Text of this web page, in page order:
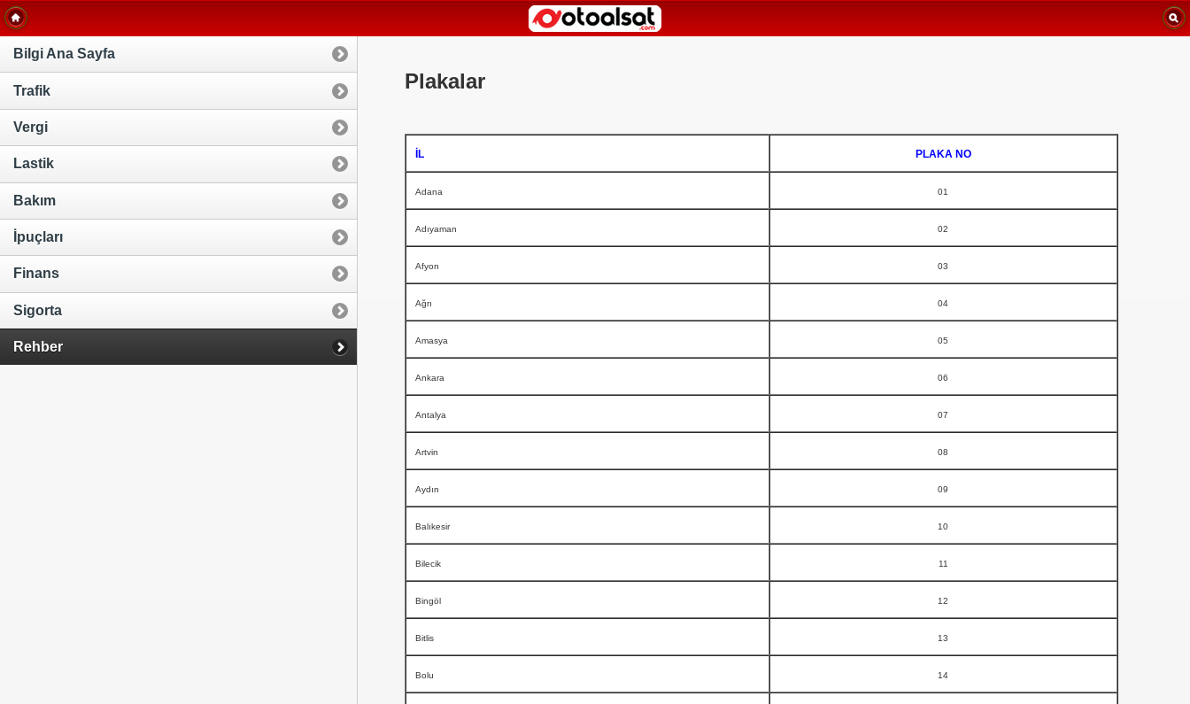
Plakalar
İL PLAKA NO
Adana 01
Adıyaman 02
Afyon 03
Ağrı 04
Amasya 05
Ankara 06
Antalya 07
Artvin 08
Aydın 09
Balıkesir 10
Bilecik 11
Bingöl 12
Bitlis 13
Bolu 14
Bilgi Ana Sayfa
Trafik
Vergi
Lastik
Bakım
İpuçları
Finans
Sigorta
Rehber